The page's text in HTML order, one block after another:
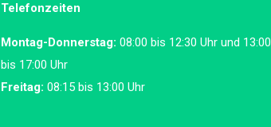
Telefonzeiten
Montag-Donnerstag: 08:00 bis 12:30 Uhr und 13:00
bis 17:00 Uhr
Freitag: 08:15 bis 13:00 Uhr